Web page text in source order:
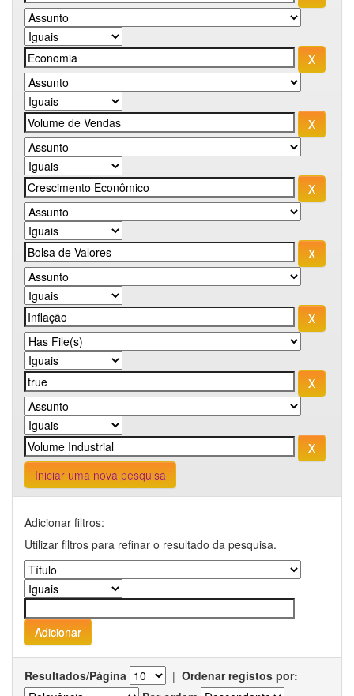
Iniciar uma nova pesquisa
Adicionar filtros:
Utilizar filtros para refinar o resultado da pesquisa.
Resultados/Página | Ordenar registos por: